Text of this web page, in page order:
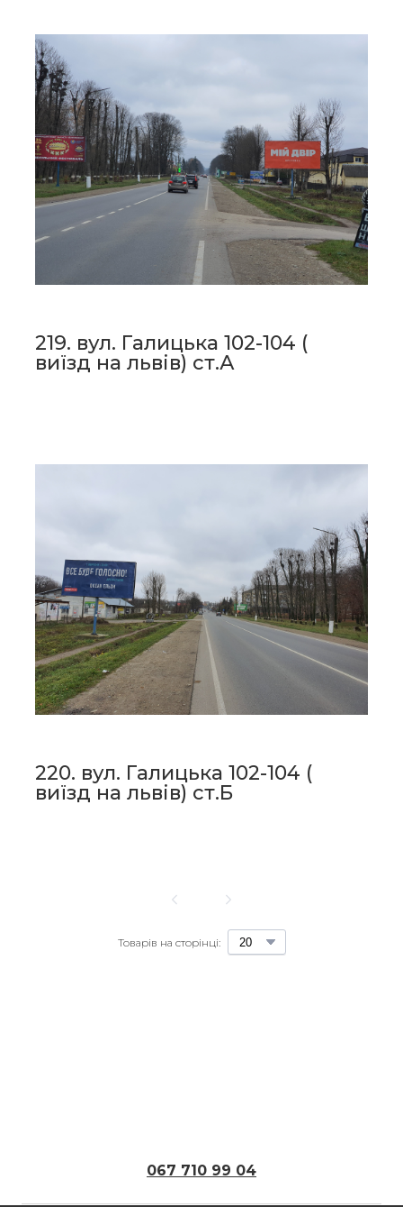
219. вул. Галицька 102-104 (
виїзд на львів) ст.А
220. вул. Галицька 102-104 (
виїзд на львів) ст.Б
Товарів на сторінці:
067 710 99 04